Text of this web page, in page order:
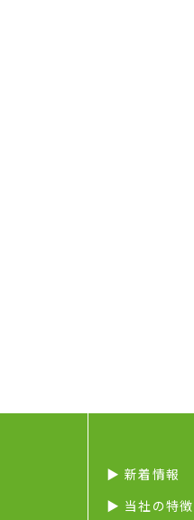
▶︎ 新着情報
▶︎ 当社の特徴